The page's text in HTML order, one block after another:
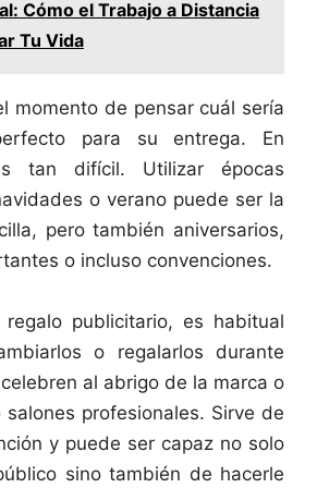
Cómo el Trabajo a Distancia
Tu Vida
momento de pensar cuál sería
para su entrega. En
tan difícil. Utilizar épocas
o verano puede ser la
pero también aniversarios,
o incluso convenciones.
publicitario, es habitual
o regalarlos durante
al abrigo de la marca o
profesionales. Sirve de
y puede ser capaz no solo
sino también de hacerle